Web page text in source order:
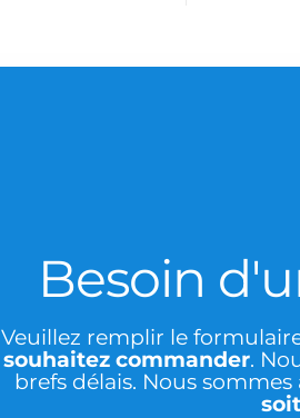
Besoin
Veuillez remplir le
souhaitez commander.
brefs délais. Nous